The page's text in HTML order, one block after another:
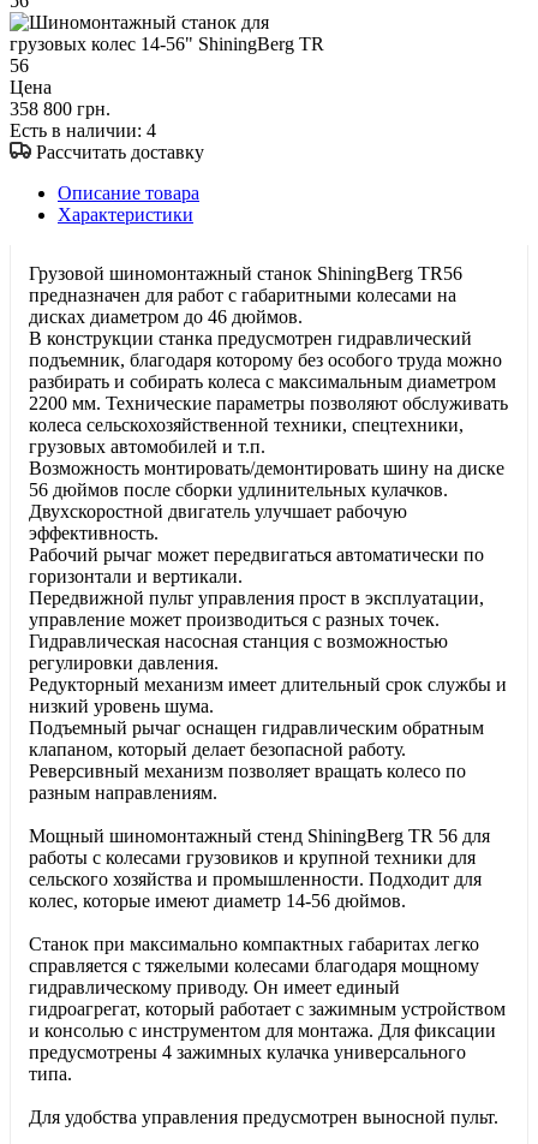
Цена
358 800 грн.
Есть в наличии: 4
Рассчитать доставку
Описание товара
Характеристики
Грузовой шиномонтажный станок ShiningBerg TR56
предназначен для работ с габаритными колесами на
дисках диаметром до 46 дюймов.
В конструкции станка предусмотрен гидравлический
подъемник, благодаря которому без особого труда можно
разбирать и собирать колеса с максимальным диаметром
2200 мм. Технические параметры позволяют обслуживать
колеса сельскохозяйственной техники, спецтехники,
грузовых автомобилей и т.п.
Возможность монтировать/демонтировать шину на диске
56 дюймов после сборки удлинительных кулачков.
Двухскоростной двигатель улучшает рабочую
эффективность.
Рабочий рычаг может передвигаться автоматически по
горизонтали и вертикали.
Передвижной пульт управления прост в эксплуатации,
управление может производиться с разных точек.
Гидравлическая насосная станция с возможностью
регулировки давления.
Редукторный механизм имеет длительный срок службы и
низкий уровень шума.
Подъемный рычаг оснащен гидравлическим обратным
клапаном, который делает безопасной работу.
Реверсивный механизм позволяет вращать колесо по
разным направлениям.
Мощный шиномонтажный стенд ShiningBerg TR 56 для
работы с колесами грузовиков и крупной техники для
сельского хозяйства и промышленности. Подходит для
колес, которые имеют диаметр 14-56 дюймов.
Станок при максимально компактных габаритах легко
справляется с тяжелыми колесами благодаря мощному
гидравлическому приводу. Он имеет единый
гидроагрегат, который работает с зажимным устройством
и консолью с инструментом для монтажа. Для фиксации
предусмотрены 4 зажимных кулачка универсального
типа.
Для удобства управления предусмотрен выносной пульт.